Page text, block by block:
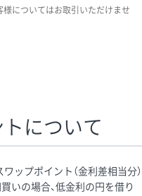
についてはお取引いただけませ
について
ップポイント（金利差相当分）
いの場合、低金利の円を借り